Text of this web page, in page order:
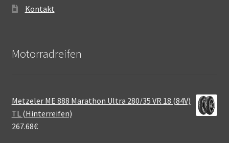
Kontakt
Motorradreifen
Metzeler ME 888 Marathon Ultra 280/35 VR 18 (84V)
TL (Hinterreifen)
267.68€